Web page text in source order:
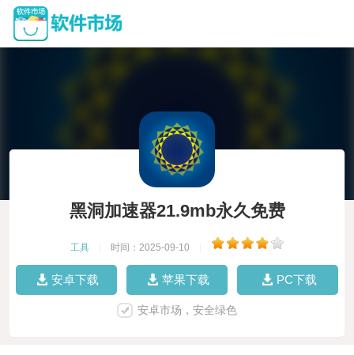
黑洞加速器21.9mb永久免费
工具 时间：2025-09-10
安卓下载 苹果下载 PC下载
安卓市场，安全绿色